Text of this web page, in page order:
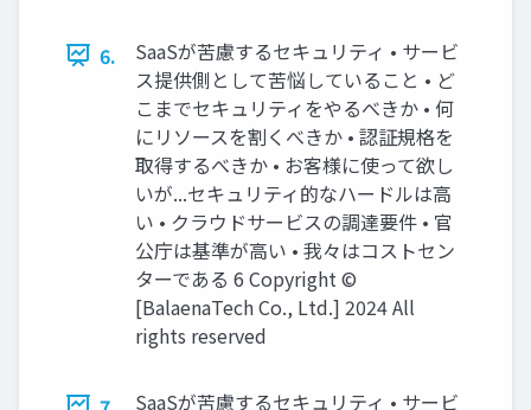
6.
SaaSが苦慮するセキュリティ • サービ
ス提供側として苦悩していること • ど
こまでセキュリティをやるべきか • 何
にリソースを割くべきか • 認証規格を
取得するべきか • お客様に使って欲し
いが...セキュリティ的なハードルは高
い • クラウドサービスの調達要件 • 官
公庁は基準が高い • 我々はコストセン
ターである 6 Copyright ©︎
[BalaenaTech Co., Ltd.] 2024 All
rights reserved
SaaSが苦慮するセキュリティ • サービ